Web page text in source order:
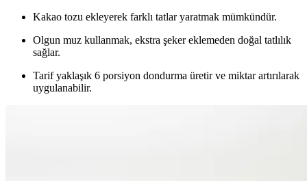
Kakao tozu ekleyerek farklı tatlar yaratmak mümkündür.
Olgun muz kullanmak, ekstra şeker eklemeden doğal tatlılık
sağlar.
Tarif yaklaşık 6 porsiyon dondurma üretir ve miktar artırılarak
uygulanabilir.